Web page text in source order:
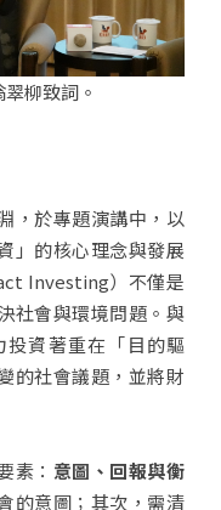
柳致詞。
，於專題演講中，以
」的核心理念與發展
Investing）不僅是
社會與環境問題。與
資著重在「目的驅
的社會議題，並將財
素： 意圖、回報與衡
的意圖；其次，需清